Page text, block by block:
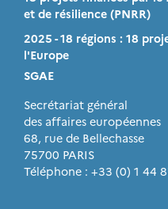
et de résilience (PNRR)
2025 - 18 régions : 18
l'Europe
SGAE
Secrétariat général
des affaires européennes
68, rue de Bellechasse
75700 PARIS
Téléphone : +33 (0) 1 44